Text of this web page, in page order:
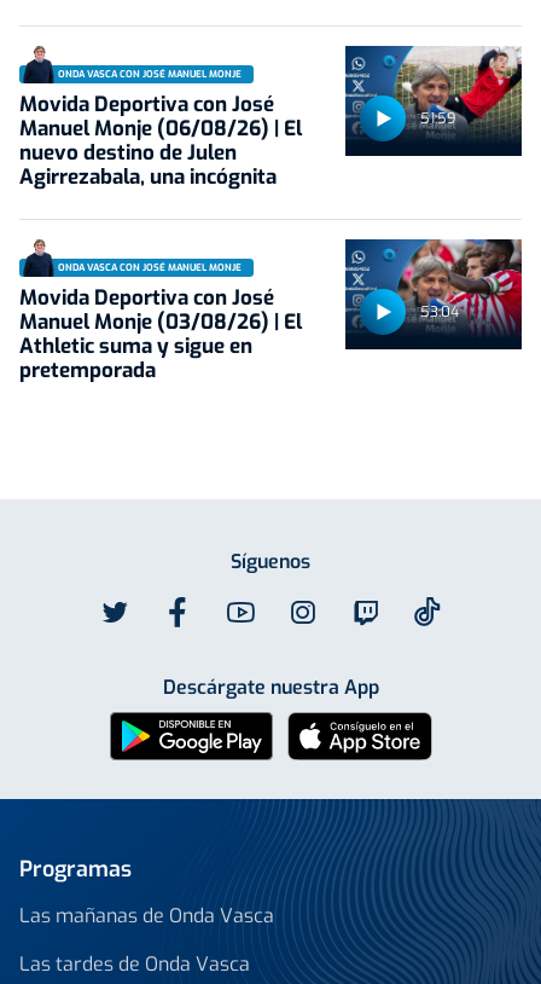
51:59
ONDA VASCA CON JOSÉ MANUEL MONJE
Movida Deportiva con José
Manuel Monje (06/08/26) | El
nuevo destino de Julen
Agirrezabala, una incógnita
53:04
ONDA VASCA CON JOSÉ MANUEL MONJE
Movida Deportiva con José
Manuel Monje (03/08/26) | El
Athletic suma y sigue en
pretemporada
Síguenos
Descárgate nuestra App
Programas
Las mañanas de Onda Vasca
Las tardes de Onda Vasca